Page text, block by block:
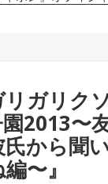
リガリク
2013〜
氏から聞
〜』